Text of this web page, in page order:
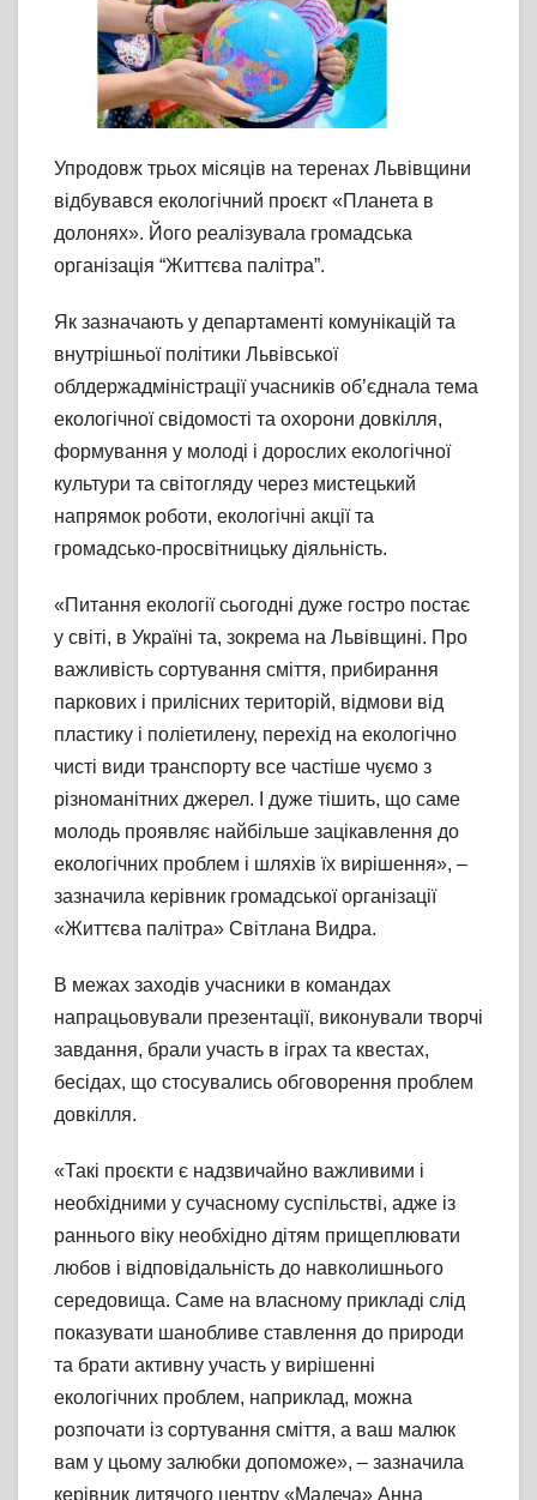
Упродовж трьох місяців на теренах Львівщини
відбувався екологічний проєкт «Планета в
долонях». Його реалізувала громадська
організація “Життєва палітра”.
Як зазначають у департаменті комунікацій та
внутрішньої політики Львівської
облдержадміністрації учасників об’єднала тема
екологічної свідомості та охорони довкілля,
формування у молоді і дорослих екологічної
культури та світогляду через мистецький
напрямок роботи, екологічні акції та
громадсько-просвітницьку діяльність.
«Питання екології сьогодні дуже гостро постає
у світі, в Україні та, зокрема на Львівщині. Про
важливість сортування сміття, прибирання
паркових і прилісних територій, відмови від
пластику і поліетилену, перехід на екологічно
чисті види транспорту все частіше чуємо з
різноманітних джерел. І дуже тішить, що саме
молодь проявляє найбільше зацікавлення до
екологічних проблем і шляхів їх вирішення», –
зазначила керівник громадської організації
«Життєва палітра» Світлана Видра.
В межах заходів учасники в командах
напрацьовували презентації, виконували творчі
завдання, брали участь в іграх та квестах,
бесідах, що стосувались обговорення проблем
довкілля.
«Такі проєкти є надзвичайно важливими і
необхідними у сучасному суспільстві, адже із
раннього віку необхідно дітям прищеплювати
любов і відповідальність до навколишнього
середовища. Саме на власному прикладі слід
показувати шанобливе ставлення до природи
та брати активну участь у вирішенні
екологічних проблем, наприклад, можна
розпочати із сортування сміття, а ваш малюк
вам у цьому залюбки допоможе», – зазначила
керівник дитячого центру «Малеча» Анна